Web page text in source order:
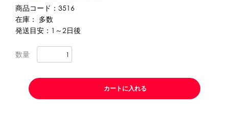
会員登録内容変更
会社概要
商品コード：3516
在庫： 多数
発送目安：1～2日後
数量
カートに入れる